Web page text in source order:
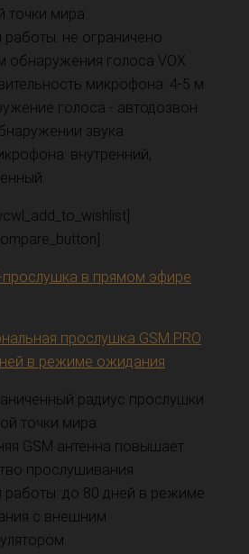
точки мира
работы: не ограничено
обнаружения голоса VOX
микрофона: 4-5 м
голоса - автодозвон
звука
внутренний,
прослушка GSM PRO
в режиме ожидания
радиус прослушки
точки мира
GSM антенна повышает
прослушивания
работы: до 80 дней в режиме
с внешним